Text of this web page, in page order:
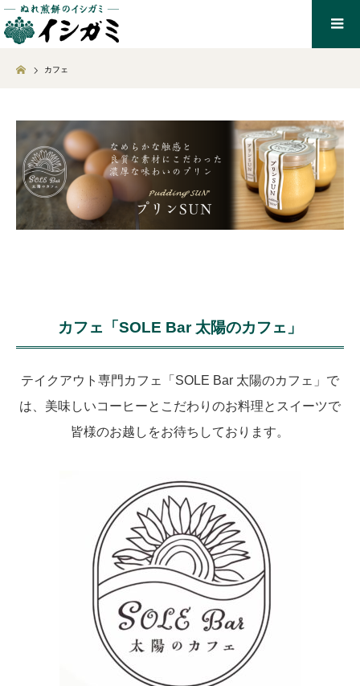
Home
カフェ
カフェ「SOLE Bar 太陽のカフェ」
テイクアウト専門カフェ「SOLE Bar 太陽のカフェ」で
は、美味しいコーヒーとこだわりのお料理とスイーツで
皆様のお越しをお待ちしております。